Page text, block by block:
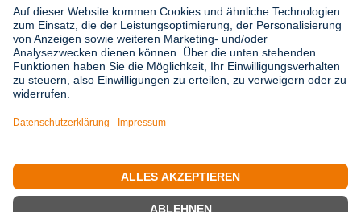
uns.
Auf LinkedIn folgen LET'S TALK →
© 2026 AIPERIA GMBH